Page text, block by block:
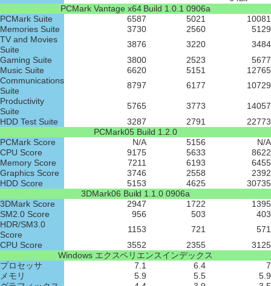
PCMark Vantage x64 Build 1.0.1 0906a
PCMark Suite
6587 5021
10081
Memories Suite
3730 2560
5129
TV and Movies
Suite
3876 3220
3484
Gaming Suite
3800 2523
5677
Music Suite
6620 5151
12765
Communications
Suite
8797 6177
10729
Productivity
Suite
5765 3773
14057
HDD Test Suite
3287 2791
22773
PCMark05 Build 1.2.0
PCMark Score
N/A 5156
N/A
CPU Score
9175 5633
8622
Memory Score
7211 6193
6455
Graphics Score
3746 2558
2392
HDD Score
5153 4625
30735
3DMark06 Build 1.1.0 0906a
3DMark Score
2947 1722
1395
SM2.0 Score
956 503
403
HDR/SM3.0
Score
1153 721
571
CPU Score
3552 2355
3125
Windows エクスペリエンスインデックス
プロセッサ
7.1 6.4
7
メモリ
5.9 5.5
5.9